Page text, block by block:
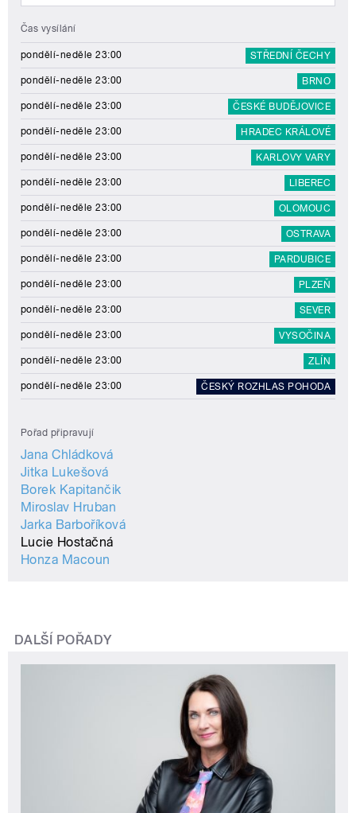
Čas vysílání
pondělí-neděle 23:00 STŘEDNÍ ČECHY
pondělí-neděle 23:00 BRNO
pondělí-neděle 23:00 ČESKÉ BUDĚJOVICE
pondělí-neděle 23:00 HRADEC KRÁLOVÉ
pondělí-neděle 23:00 KARLOVY VARY
pondělí-neděle 23:00 LIBEREC
pondělí-neděle 23:00 OLOMOUC
pondělí-neděle 23:00 OSTRAVA
pondělí-neděle 23:00 PARDUBICE
pondělí-neděle 23:00 PLZEŇ
pondělí-neděle 23:00 SEVER
pondělí-neděle 23:00 VYSOČINA
pondělí-neděle 23:00 ZLÍN
pondělí-neděle 23:00 ČESKÝ ROZHLAS POHODA
Pořad připravují
Jana Chládková
Jitka Lukešová
Borek Kapitančik
Miroslav Hruban
Jarka Barboříková
Lucie Hostačná
Honza Macoun
DALŠÍ POŘADY